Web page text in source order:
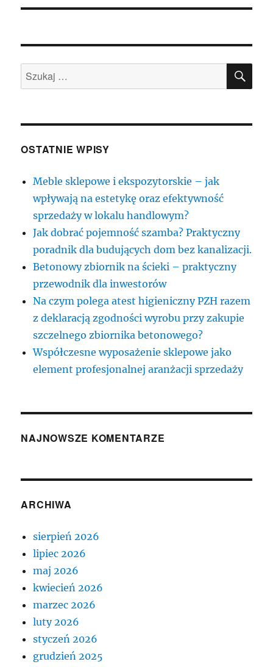
Szukaj:
OSTATNIE WPISY
Meble sklepowe i ekspozytorskie – jak
wpływają na estetykę oraz efektywność
sprzedaży w lokalu handlowym?
Jak dobrać pojemność szamba? Praktyczny
poradnik dla budujących dom bez kanalizacji.
Betonowy zbiornik na ścieki – praktyczny
przewodnik dla inwestorów
Na czym polega atest higieniczny PZH razem
z deklaracją zgodności wyrobu przy zakupie
szczelnego zbiornika betonowego?
Współczesne wyposażenie sklepowe jako
element profesjonalnej aranżacji sprzedaży
NAJNOWSZE KOMENTARZE
ARCHIWA
sierpień 2026
lipiec 2026
maj 2026
kwiecień 2026
marzec 2026
luty 2026
styczeń 2026
grudzień 2025